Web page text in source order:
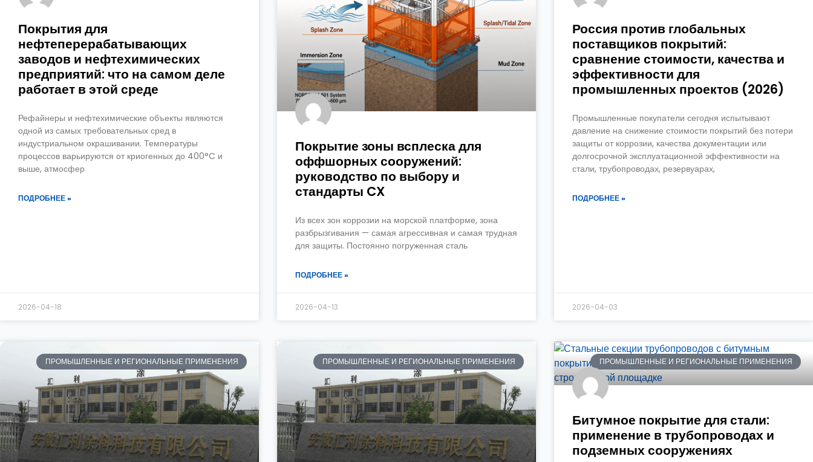
Покрытия для
нефтеперерабатывающих
заводов и нефтехимических
предприятий: что на самом деле
работает в этой среде
Рефайнеры и нефтехимические объекты являются
одной из самых требовательных сред в
индустриальном окрашивании. Температуры
процессов варьируются от криогенных до 400°C и
выше, атмосфер
ПОДРОБНЕЕ »
2026-04-18
Покрытие зоны всплеска для
оффшорных сооружений:
руководство по выбору и
стандарты CX
Из всех зон коррозии на морской платформе, зона
разбрызгивания — самая агрессивная и самая трудная
для защиты. Постоянно погруженная сталь
ПОДРОБНЕЕ »
2026-04-13
Россия против глобальных
поставщиков покрытий:
сравнение стоимости, качества и
эффективности для
промышленных проектов (2026)
Промышленные покупатели сегодня испытывают
давление на снижение стоимости покрытий без потери
защиты от коррозии, качества документации или
долгосрочной эксплуатационной эффективности на
стали, трубопроводах, резервуарах,
ПОДРОБНЕЕ »
2026-04-03
ПРОМЫШЛЕННЫЕ И РЕГИОНАЛЬНЫЕ ПРИМЕНЕНИЯ ПРОМЫШЛЕННЫЕ И РЕГИОНАЛЬНЫЕ ПРИМЕНЕНИЯ ПРОМЫШЛЕННЫЕ И РЕГИОНАЛЬНЫЕ ПРИМЕНЕНИЯ
Битумное покрытие для стали:
применение в трубопроводах и
подземных сооружениях